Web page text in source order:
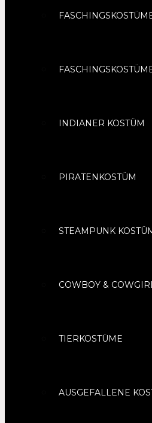
INDIANER KOSTÜM
PIRATENKOSTÜM
STEAMPUNK
COWBOY &
TIERKOSTÜME
AUSGEFALLENE